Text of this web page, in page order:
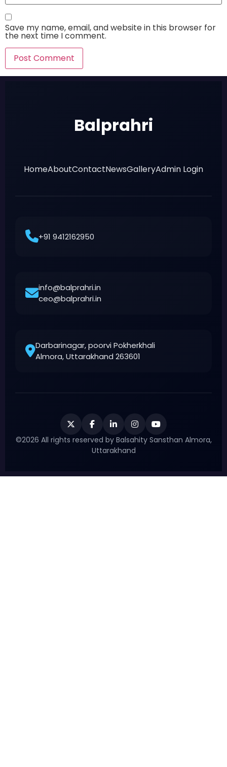
Save my name, email, and website in this browser for
the next time I comment.
Balprahri
HomeAboutContactNewsGalleryAdmin Login
+91 9412162950
info@balprahri.in
ceo@balprahri.in
Darbarinagar, poorvi Pokherkhali
Almora, Uttarakhand 263601
©2026 All rights reserved by Balsahity Sansthan Almora,
Uttarakhand